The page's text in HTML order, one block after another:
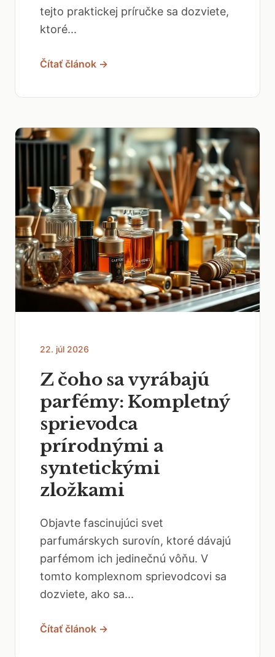
tejto praktickej príručke sa dozviete,
ktoré...
Čítať článok →
22. júl 2026
Z čoho sa vyrábajú
parfémy: Kompletný
sprievodca
prírodnými a
syntetickými
zložkami
Objavte fascinujúci svet
parfumárskych surovín, ktoré dávajú
parfémom ich jedinečnú vôňu. V
tomto komplexnom sprievodcovi sa
dozviete, ako sa...
Čítať článok →